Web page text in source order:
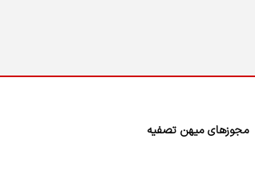
مجوزهای میهن تصفیه